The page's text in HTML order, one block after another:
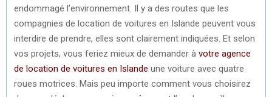
endommagé l’environnement. Il y a des routes que les
compagnies de location de voitures en Islande peuvent vous
interdire de prendre, elles sont clairement indiquées. Et selon
vos projets, vous feriez mieux de demander à votre agence
de location de voitures en Islande une voiture avec quatre
roues motrices. Mais peu importe comment vous choisirez